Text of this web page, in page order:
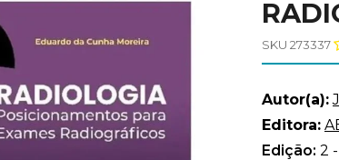
SKU 273337
Autor(a):
Editora:
Edição: 2